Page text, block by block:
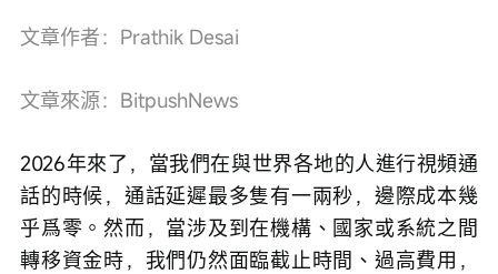
文章作者：Prathik Desai
文章來源：BitpushNews
2026年來了，當我們在與世界各地的人進行視頻通
話的時候，通話延遲最多隻有一兩秒，邊際成本幾
乎爲零。然而，當涉及到在機構、國家或系統之間
轉移資金時，我們仍然面臨截止時間、過高費用，